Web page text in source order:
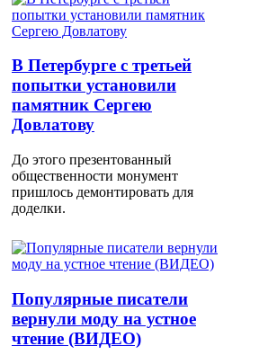
В Петербурге с третьей
попытки установили
памятник Сергею
Довлатову
До этого презентованный
общественности монумент
пришлось демонтировать для
доделки.
Популярные писатели
вернули моду на устное
чтение (ВИДЕО)